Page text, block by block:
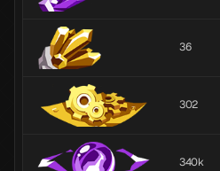
36
302
340k